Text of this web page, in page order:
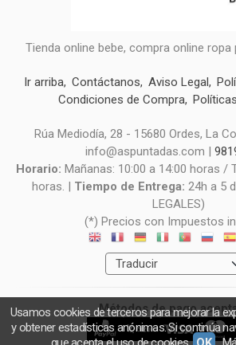
Tienda online bebe, compra online ropa
Ir arriba Contáctanos Aviso Legal
Condiciones de Compra
Rúa Mediodía, 28 - 15680 Ordes, La
info@aspuntadas.com |
Horario: Mañanas: 10:00 a 14:00 horas /
horas. | Tiempo de Entrega: 24h a 5
LEGALES)
(*) Precios con Impuestos
Métodos de pago
Usamos cookies de terceros para mejorar la
y obtener estadísticas anónimas. Si continúa